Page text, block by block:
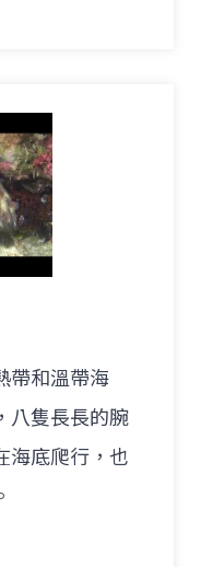
帶和溫帶海
八隻長長的腕
海底爬行，也